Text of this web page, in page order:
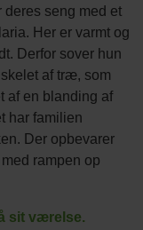
seng med et
Her er varmt og
Derfor sover hun
af træ, som
af en blanding af
har familien
Der opbevarer
rampen op
sit værelse.